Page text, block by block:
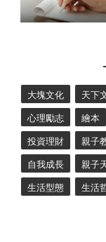
大塊文化 天下
心理勵志 繪本
投資理財 親子
自我成長 親子
生活型態 生活